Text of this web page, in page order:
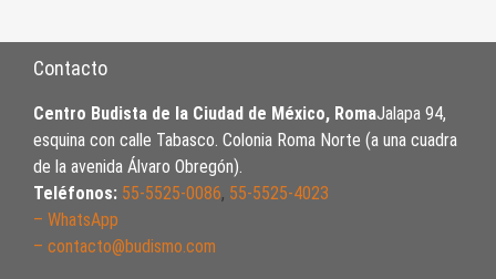
Contacto
Centro Budista de la Ciudad de México, RomaJalapa 94,
esquina con calle Tabasco. Colonia Roma Norte (a una cuadra
de la avenida Álvaro Obregón).
Teléfonos: 55-5525-0086, 55-5525-4023
– WhatsApp
– contacto@budismo.com